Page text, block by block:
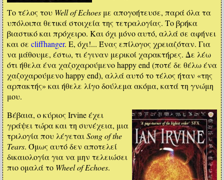
Το τέλος του Well of Echoes με απογοήτευσε, παρά όλα τα
υπόλοιπα θετικά στοιχεία της τετραλογίας. Το βρήκα
βιαστικό και πρόχειρο. Και όχι μόνο αυτό, αλλά σε αφήνει
και σε cliffhanger. Ε, όχι!... Ένας επίλογος χρειαζόταν. Για
να μάθουμε, έστω, τι έγιναν μερικοί χαρακτήρες. Δε λέω
ότι ήθελα ένα χαζοχαρούμενο happy end (ποτέ δε θέλω ένα
χαζοχαρούμενο happy end), αλλά αυτό το τέλος ήταν «της
αρπακτής» και ήθελε λίγο δούλεμα ακόμα, κατά τη γνώμη
μου.
Βέβαια, ο κύριος Irvine έχει
γράψει τώρα και τη συνέχεια, μια
τριλογία που λέγεταιSong of the
Tears. Όμως αυτό δεν αποτελεί
δικαιολογία για να μην τελειώσει
πιο ομαλά το Wheel of Echoes.